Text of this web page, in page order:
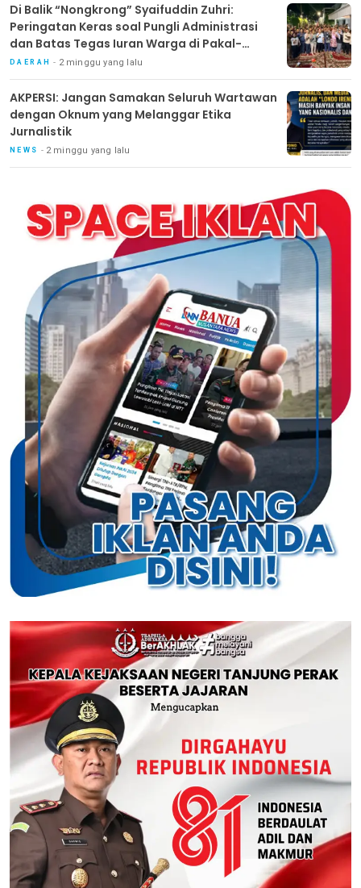
Di Balik “Nongkrong” Syaifuddin Zuhri:
Peringatan Keras soal Pungli Administrasi
dan Batas Tegas Iuran Warga di Pakal-
Benowo
DAERAH 2 minggu yang lalu
AKPERSI: Jangan Samakan Seluruh Wartawan
dengan Oknum yang Melanggar Etika
Jurnalistik
NEWS 2 minggu yang lalu